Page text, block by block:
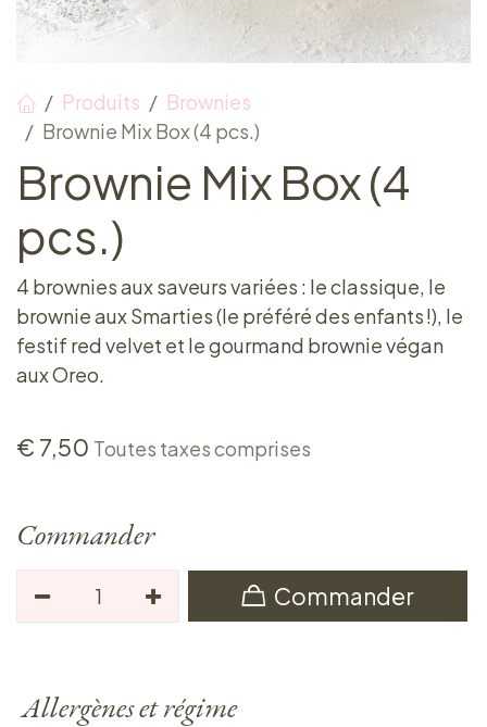
Produits
Brownies
Brownie Mix Box (4 pcs.)
Brownie Mix Box (4
pcs.)
4 brownies aux saveurs variées : le classique, le
brownie aux Smarties (le préféré des enfants !), le
festif red velvet et le gourmand brownie végan
aux Oreo.
€ 7,50 Toutes taxes comprises
Commander
Commander
Allergènes et régime